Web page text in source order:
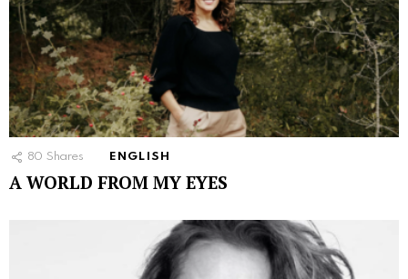
80 Shares ENGLISH
A WORLD FROM MY EYES